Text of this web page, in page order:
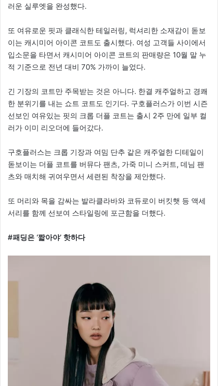
러운 실루엣을 완성했다.
또 여유로운 핏과 클래식한 테일러링, 럭셔리한 소재감이 돋보
이는 캐시미어 아이콘 코트도 출시했다. 여성 고객들 사이에서
입소문을 타면서 캐시미어 아이콘 코트의 판매량은 10월 말 누
적 기준으로 전년 대비 70% 가까이 늘었다.
긴 기장의 코트만 주목받는 것은 아니다. 한결 캐주얼하고 경쾌
한 분위기를 내는 쇼트 코트도 인기다. 구호플러스가 이번 시즌
선보인 여유있는 핏의 크롭 더플 코트는 출시 2주 만에 일부 컬
러가 이미 리오더에 들어갔다.
구호플러스는 크롭 기장과 여밈 단추 같은 캐주얼한 디테일이
돋보이는 더플 코트를 버뮤다 팬츠, 가죽 미니 스커트, 데님 팬
츠와 매치해 귀여우면서 세련된 착장을 제안했다.
또 머리와 목을 감싸는 발라클라바와 코듀로이 버킷햇 등 액세
서리를 함께 선보여 스타일링에 포근함을 더했다.
#패딩은 ‘짧아야’ 핫하다